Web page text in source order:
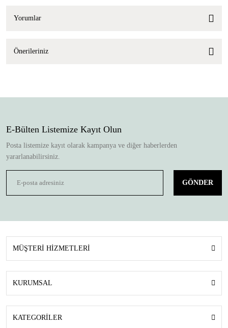
Yorumlar
Önerileriniz
E-Bülten Listemize Kayıt Olun
Posta listemize kayıt olarak kampanya ve diğer haberlerden
yararlanabilirsiniz.
GÖNDER
MÜŞTERİ HİZMETLERİ
KURUMSAL
KATEGORİLER